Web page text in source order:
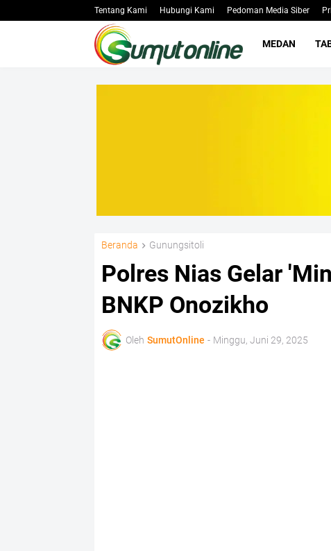
Tentang Kami Hubungi Kami Pedoman Media Siber
MEDAN
Beranda Gunungsitoli
Polres Nias Gelar
BNKP Onozikho
Oleh SumutOnline - Minggu, Juni 29, 2025